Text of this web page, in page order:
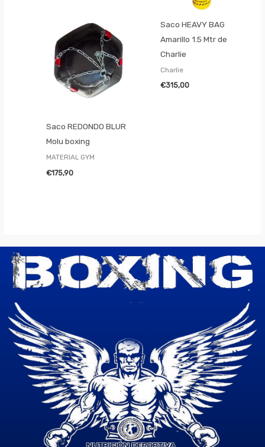
Saco REDONDO BLUR
Molu boxing
MATERIAL GYM
€175,90
Saco HEAVY BAG
Amarillo 1.5 Mtr de
Charlie
Charlie
€315,00